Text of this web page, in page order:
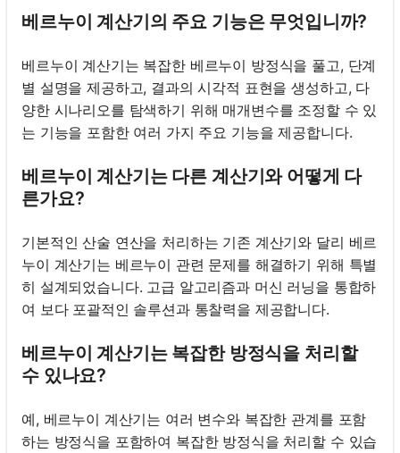
베르누이 계산기의 주요 기능은 무엇입니까?
베르누이 계산기는 복잡한 베르누이 방정식을 풀고, 단계
별 설명을 제공하고, 결과의 시각적 표현을 생성하고, 다
양한 시나리오를 탐색하기 위해 매개변수를 조정할 수 있
는 기능을 포함한 여러 가지 주요 기능을 제공합니다.
베르누이 계산기는 다른 계산기와 어떻게 다
른가요?
기본적인 산술 연산을 처리하는 기존 계산기와 달리 베르
누이 계산기는 베르누이 관련 문제를 해결하기 위해 특별
히 설계되었습니다. 고급 알고리즘과 머신 러닝을 통합하
여 보다 포괄적인 솔루션과 통찰력을 제공합니다.
베르누이 계산기는 복잡한 방정식을 처리할
수 있나요?
예, 베르누이 계산기는 여러 변수와 복잡한 관계를 포함
하는 방정식을 포함하여 복잡한 방정식을 처리할 수 있습